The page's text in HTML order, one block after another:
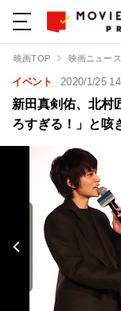
映画TOP 映画ニュー
イベント 2020/1/25
新田真剣佑、北村
ろすぎる！」と咳